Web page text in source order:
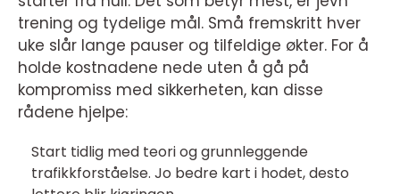
trening og tydelige mål. Små fremskritt hver
uke slår lange pauser og tilfeldige økter. For å
holde kostnadene nede uten å gå på
kompromiss med sikkerheten, kan disse
rådene hjelpe:
Start tidlig med teori og grunnleggende
trafikkforståelse. Jo bedre kart i hodet, desto